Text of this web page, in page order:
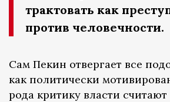
трактовать как
против человечности.
Сам Пекин отвергает все
как политически
рода критику власти считают